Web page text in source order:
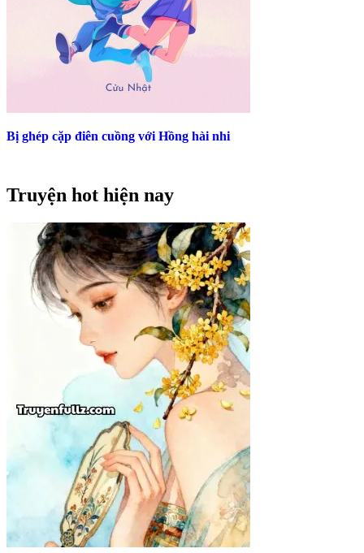
Bị ghép cặp điên cuồng với Hồng hài nhi
Truyện hot hiện nay